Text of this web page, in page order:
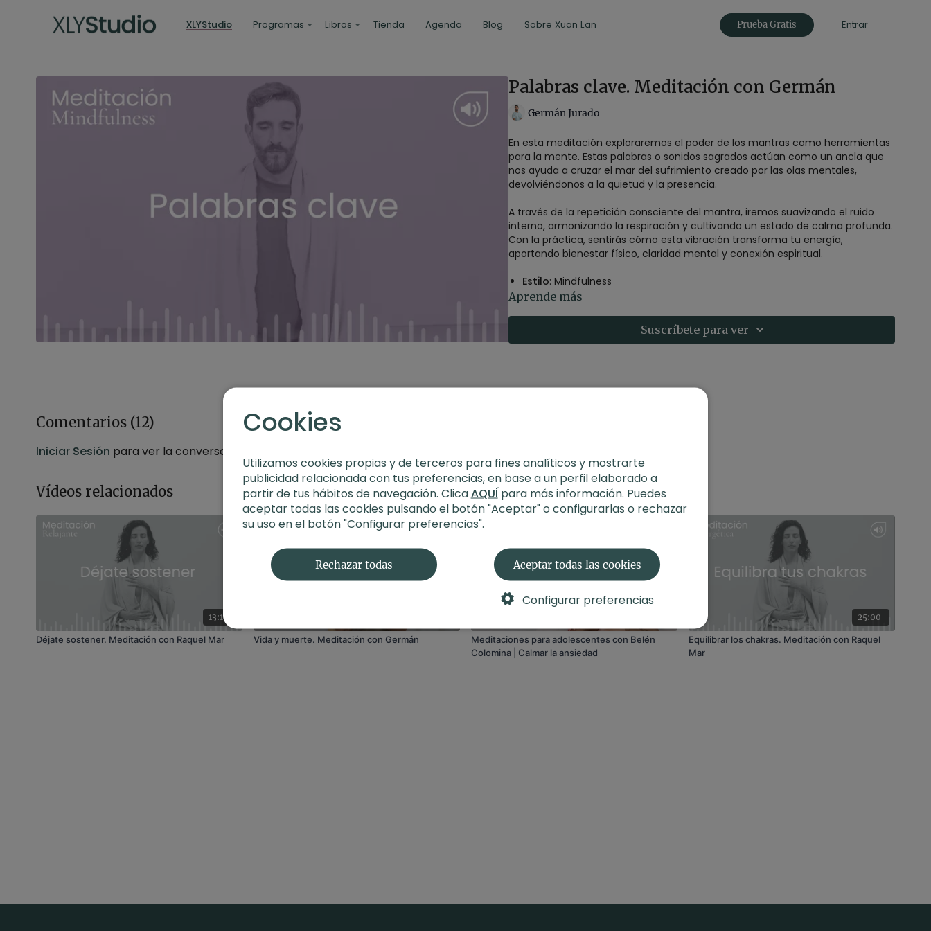
XLYStudio Programas Libros Tienda Agenda Blog Sobre Xuan Lan Prueba Gratis Entrar
Palabras clave. Meditación con Germán
Germán Jurado
En esta meditación exploraremos el poder de los mantras como herramientas
para la mente. Estas palabras o sonidos sagrados actúan como un ancla que
nos ayuda a cruzar el mar del sufrimiento creado por las olas mentales,
devolviéndonos a la quietud y la presencia.
A través de la repetición consciente del mantra, iremos suavizando el ruido
interno, armonizando la respiración y cultivando un estado de calma profunda.
Con la práctica, sentirás cómo esta vibración transforma tu energía,
aportando bienestar físico, claridad mental y conexión espiritual.
Estilo: Mindfulness
Profesor: Germán Jurado
: adopta una postura cómoda para la meditación
puedes hacerla sentado en una silla o sobre un cojín.
Aprende más
Suscríbete para ver
Comentarios (12)
Iniciar Sesión para ver la conversación
Vídeos relacionados
13:19
Déjate sostener. Meditación con Raquel Mar Vida y muerte. Meditación con Germán
Meditaciones para adolescentes con Belén
Colomina | Calmar la ansiedad
25:00
Equilibrar los chakras. Meditación con Raquel
Mar
Cookies
Utilizamos cookies propias y de terceros para fines analíticos y mostrarte
publicidad relacionada con tus preferencias, en base a un perfil elaborado a
partir de tus hábitos de navegación. ClicaAQUÍpara más información. Puedes
aceptar todas las cookies pulsando el botón "Aceptar" o configurarlas o rechazar
su uso en el botón "Configurar preferencias".
Rechazar todas Aceptar todas las cookies
Configurar preferencias